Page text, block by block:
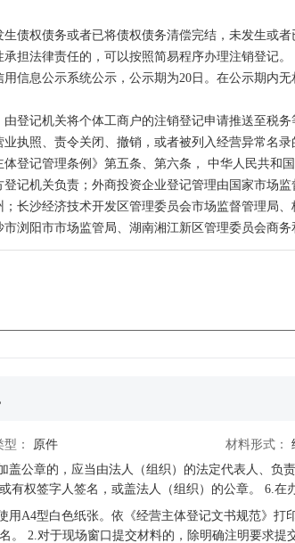
债权债务或者已将债权债务清偿完结，未发生或
担法律责任的，可以按照简易程序办理注销登记。
信息公示系统公示，公示期为20日。在公示期内
登记机关将个体工商户的注销登记申请推送至税
执照、责令关闭、撤销，或者被列入经营异常名录
体登记管理条例》第五条、第六条， 中华人民共
记机关负责；外商投资企业登记管理由国家市场
长沙经济技术开发区管理委员会市场监督管理局
浏阳市市场监管局、湖南湘江新区管理委员会商务
： 原件 材料形式：
盖公章的，应当由法人（组织）的法定代表人、
。 6.在办理登记事项时，申请人、登记联络员或登记注册代理人等相关人员应当配合登记
理实名登记确认的，还应当提交《实名登记确认
纸质版营业执照正、副本的，如经营主体拒不缴
用A4型白色纸张。依《经营主体登记文书规范》
。 2.对于现场窗口提交材料的，除明确注明要求